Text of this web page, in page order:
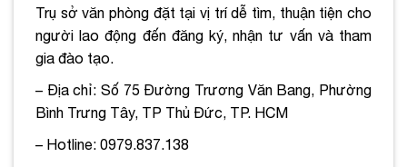
Trụ sở văn phòng đặt tại vị trí dễ tìm, thuận tiện cho
người lao động đến đăng ký, nhận tư vấn và tham
gia đào tạo.
– Địa chỉ: Số 75 Đường Trương Văn Bang, Phường
Bình Trưng Tây, TP Thủ Đức, TP. HCM
– Hotline: 0979.837.138